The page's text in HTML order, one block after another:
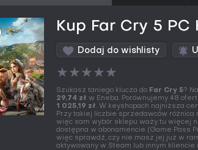
Kup Far Cry 5 PC
Dodaj do wishlisty
★★★★★
Szukasz taniego klucza do Far Cry 5?
29,74 zł w Eneba. Porównujemy 48
1 025,19 zł. W keyshopach najniższa
Przy takiej liczbie sprzedawców
więc sam wybór sklepu waży tu więcej
dostępna w abonamencie (Game Pass
więc sprawdź, czy nie masz jej już w
aktywowany w Steam lub innym